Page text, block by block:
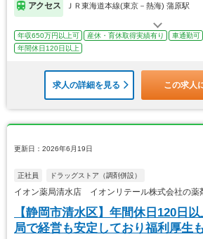
アクセス ＪＲ東海道本線(東京－熱海) 蒲原駅
年収650万円以上可 産休・育休取得実績有り 車通勤可
年間休日120日以上
求人の詳細を見る この求人
更新日：2026年6月19日
正社員 ドラッグストア（調剤併設）
イオン薬局清水店 イオンリテール株式会社の薬
【静岡市清水区】年間休日120日
局で経営も安定しており福利厚生